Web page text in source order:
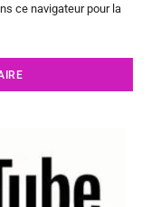
ce navigateur pour la